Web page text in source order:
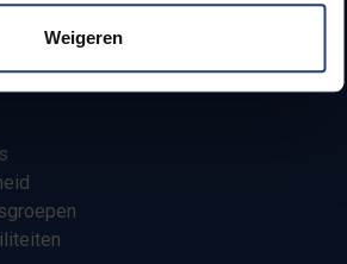
Weigeren